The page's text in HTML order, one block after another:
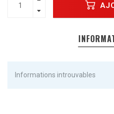
Informations introuvables